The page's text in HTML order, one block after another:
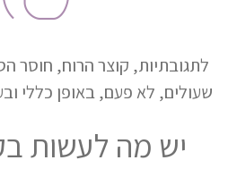
לתגובתיות, קוצר הרוח, חוסר
שעולים, לא פעם, באופן כללי
יש מה לעשות